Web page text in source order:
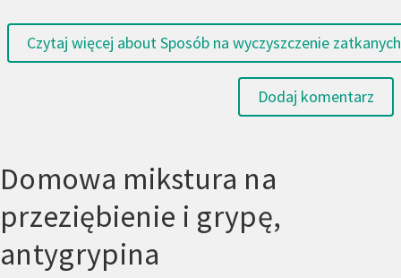
Czytaj więcej about Sposób na wyczyszczenie
Dodaj komentarz
Domowa mikstura na
przeziębienie i grypę,
antygrypina